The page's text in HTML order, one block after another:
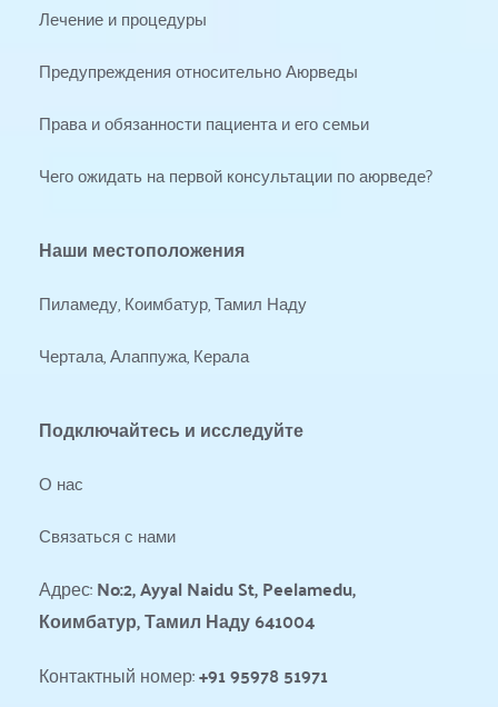
Лечение и процедуры
Предупреждения относительно Аюрведы
Права и обязанности пациента и его семьи
Чего ожидать на первой консультации по аюрведе?
Наши местоположения
Пиламеду, Коимбатур, Тамил Наду
Чертала, Алаппужа, Керала
Подключайтесь и исследуйте
О нас
Связаться с нами
Адрес: No:2, Ayyal Naidu St, Peelamedu,
Коимбатур, Тамил Наду 641004
Контактный номер: +91 95978 51971